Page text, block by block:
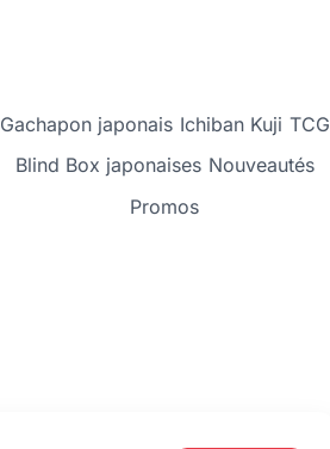
Gachapon japonais Ichiban Kuji TCG
Blind Box japonaises Nouveautés
Promos